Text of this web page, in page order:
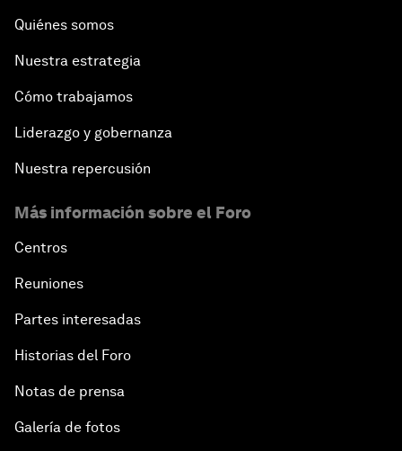
Quiénes somos
Nuestra estrategia
Cómo trabajamos
Liderazgo y gobernanza
Nuestra repercusión
Más información sobre el Foro
Centros
Reuniones
Partes interesadas
Historias del Foro
Notas de prensa
Galería de fotos